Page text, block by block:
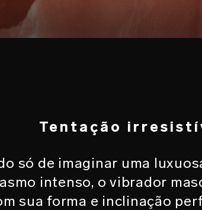
Tentação
só de imaginar uma
intenso, o vibrador
sua forma e inclinação